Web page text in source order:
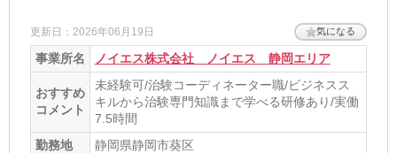
更新日：2026年06月19日 気になる
事業所名 ノイエス株式会社 ノイエス 静岡エリア
おすすめ
コメント
未経験可/治験コーディネーター職/ビジネスス
キルから治験専門知識まで学べる研修あり/実働
7.5時間
勤務地
静岡県静岡市葵区